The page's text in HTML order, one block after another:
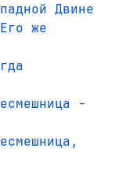
Двине
же
-